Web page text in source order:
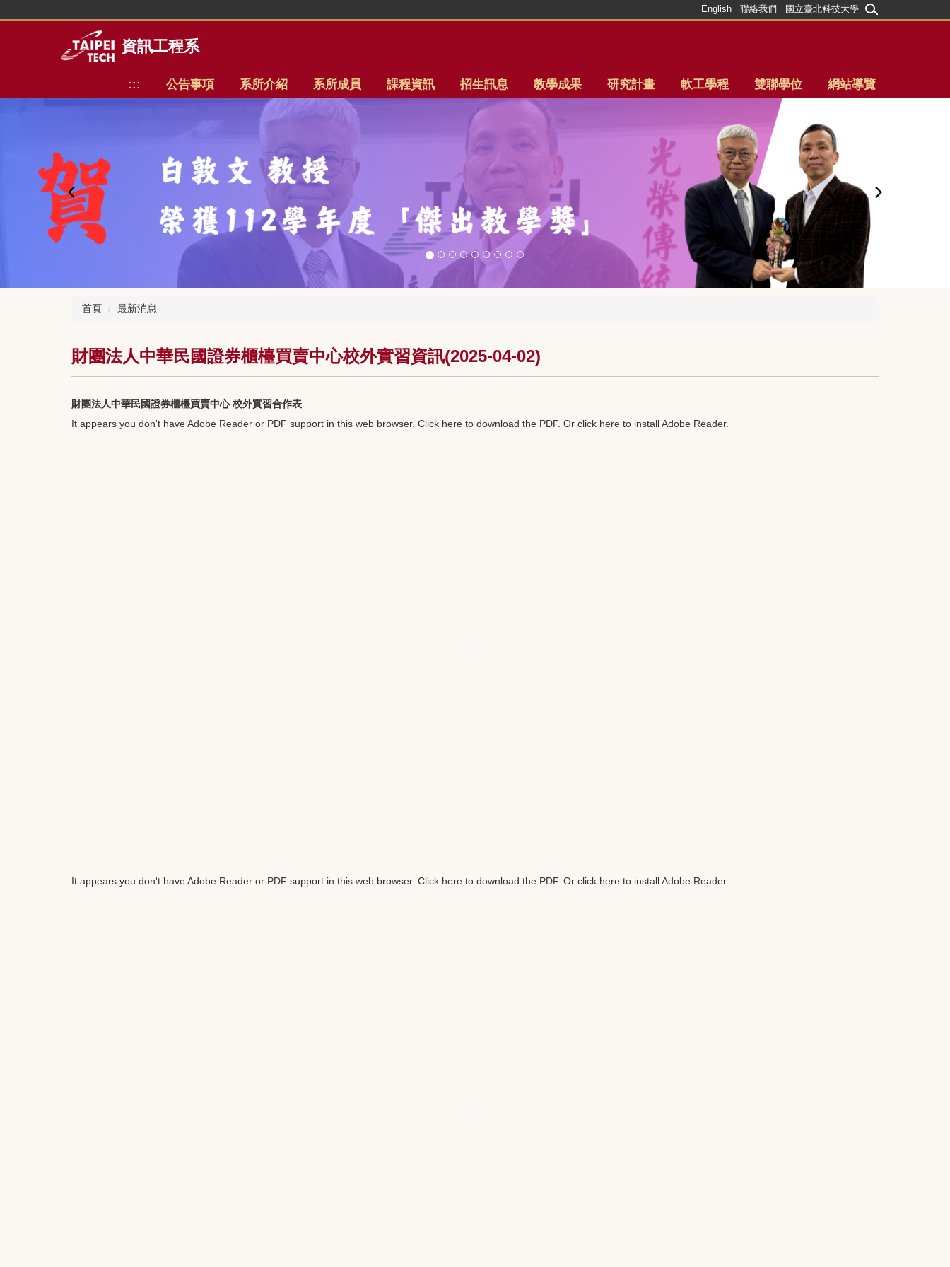
區
資訊工程系
::: 公告事項 系所介紹 系所成員 課程資訊 招生訊息 教學成果 研究計畫 軟工學程 雙聯學位 網站導覽
English 聯絡我們 國立臺北科技大學
首頁 最新消息
財團法人中華民國證券櫃檯買賣中心校外實習資訊(2025-04-02)
財團法人中華民國證券櫃檯買賣中心 校外實習合作表
It appears you don't have Adobe Reader or PDF support in this web browser. Click here to download the PDF. Or click here to install Adobe Reader.
It appears you don't have Adobe Reader or PDF support in this web browser. Click here to download the PDF. Or click here to install Adobe Reader.